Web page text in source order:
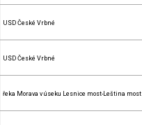
USD České Vrbné
USD České Vrbné
řeka Morava v úseku Lesnice most-Leština most